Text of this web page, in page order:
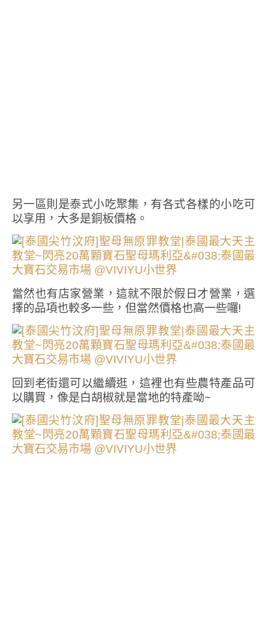
另一區則是泰式小吃聚集，有各式各樣的小吃可
以享用，大多是銅板價格。
當然也有店家營業，這就不限於假日才營業，選
擇的品項也較多一些，但當然價格也高一些囉!
回到老街還可以繼續逛，這裡也有些農特產品可
以購買，像是白胡椒就是當地的特產呦~